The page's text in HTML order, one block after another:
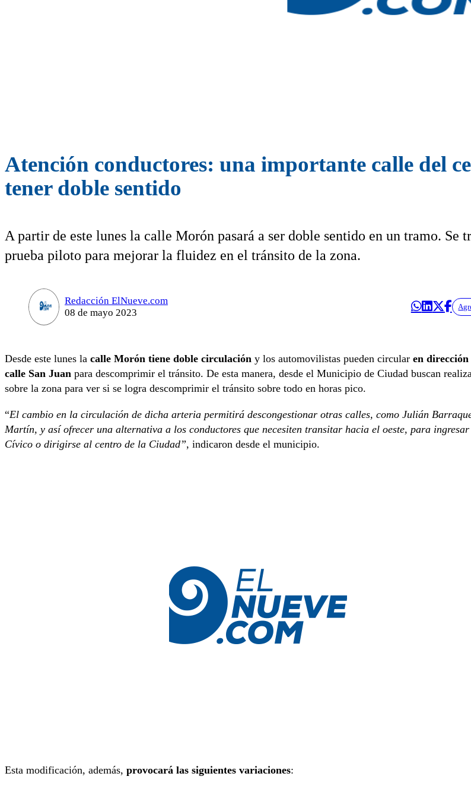
Atención conductores: una importante calle del
tener doble sentido
A partir de este lunes la calle Morón pasará a ser doble sentido en un tramo. Se
prueba piloto para mejorar la fluidez en el tránsito de la zona.
Redacción ElNueve.com
08 de mayo 2023
Desde este lunes la calle Morón tiene doble circulación y los automovilistas pueden circular en dirección
calle San Juan para descomprimir el tránsito. De esta manera, desde el Municipio de Ciudad buscan
sobre la zona para ver si se logra descomprimir el tránsito sobre todo en horas pico.
“El cambio en la circulación de dicha arteria permitirá descongestionar otras calles, como Julián
Martín, y así ofrecer una alternativa a los conductores que necesiten transitar hacia el oeste, para
Cívico o dirigirse al centro de la Ciudad”, indicaron desde el municipio.
Esta modificación, además, provocará las siguientes variaciones: